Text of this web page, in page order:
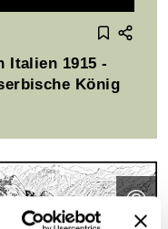
Italien 1915 -
König
©